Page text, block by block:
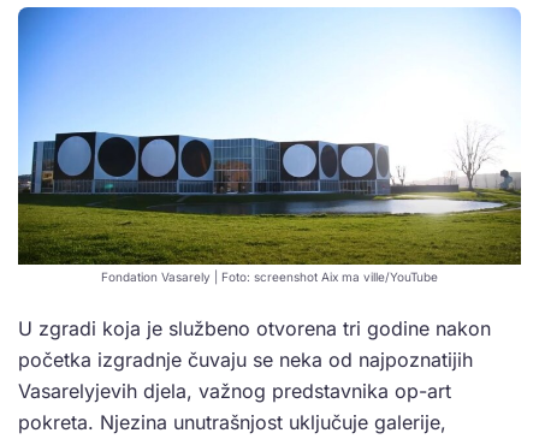
Fondation Vasarely | Foto: screenshot Aix ma ville/YouTube
U zgradi koja je službeno otvorena tri godine nakon
početka izgradnje čuvaju se neka od najpoznatijih
Vasarelyjevih djela, važnog predstavnika op-art
pokreta. Njezina unutrašnjost uključuje galerije,